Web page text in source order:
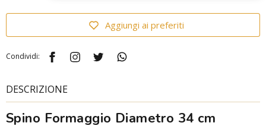
Aggiungi ai preferiti
Condividi:
DESCRIZIONE
Spino Formaggio Diametro 34 cm